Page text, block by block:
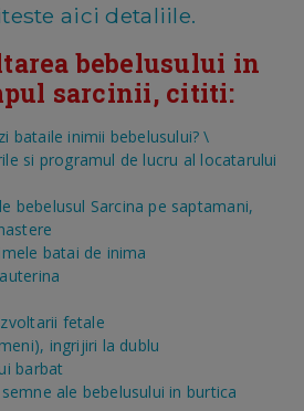
aici detaliile.
bebelusului in
sarcinii, cititi:
bataile inimii bebelusului? \
si programul de lucru al locatarului
bebelusul Sarcina pe saptamani,
batai de inima
fetale
ingrijiri la dublu
barbat
ale bebelusului in burtica